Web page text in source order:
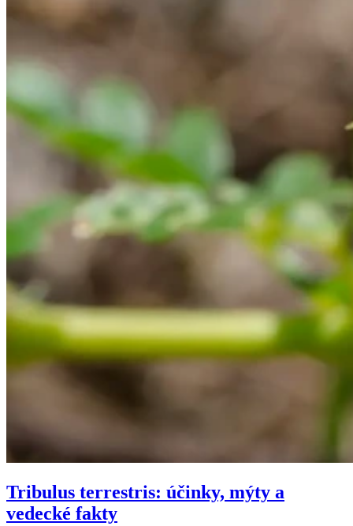
Tribulus terrestris: účinky, mýty a
vedecké fakty